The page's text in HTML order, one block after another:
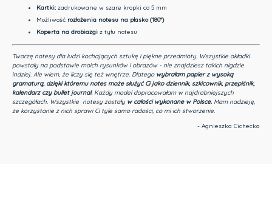
Kartki:zadrukowane w szare kropki co 5 mm
Możliwość rozłożenia notesu na płasko (180°)
Koperta na drobiazgiz tyłu notesu
Tworzę notesy dla ludzi kochających sztukę i piękne przedmioty. Wszystkie okładki
powstały na podstawie moich rysunków i obrazów - nie znajdziesz takich nigdzie
indziej. Ale wiem, że liczy się też wnętrze. Dlatego wybrałam papier z wysoką
gramaturą, dzięki któremu notes może służyć Ci jako dziennik, szkicownik, przepiśnik,
kalendarz czy bullet journal. Każdy model dopracowałam w najdrobniejszych
szczegółach. Wszystkie notesy zostały w całości wykonane w Polsce.Mam nadzieję,
że korzystanie z nich sprawi Ci tyle samo radości, co mi ich stworzenie.
- Agnieszka Cichecka